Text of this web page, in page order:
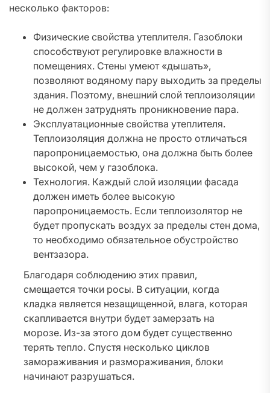
несколько факторов:
Физические свойства утеплителя. Газоблоки
способствуют регулировке влажности в
помещениях. Стены умеют «дышать»,
позволяют водяному пару выходить за пределы
здания. Поэтому, внешний слой теплоизоляции
не должен затруднять проникновение пара.
Эксплуатационные свойства утеплителя.
Теплоизоляция должна не просто отличаться
паропроницаемостью, она должна быть более
высокой, чем у газоблока.
Технология. Каждый слой изоляции фасада
должен иметь более высокую
паропроницаемость. Если теплоизолятор не
будет пропускать воздух за пределы стен дома,
то необходимо обязательное обустройство
вентзазора.
Благодаря соблюдению этих правил,
смещается точки росы. В ситуации, когда
кладка является незащищенной, влага, которая
скапливается внутри будет замерзать на
морозе. Из-за этого дом будет существенно
терять тепло. Спустя несколько циклов
замораживания и размораживания, блоки
начинают разрушаться.